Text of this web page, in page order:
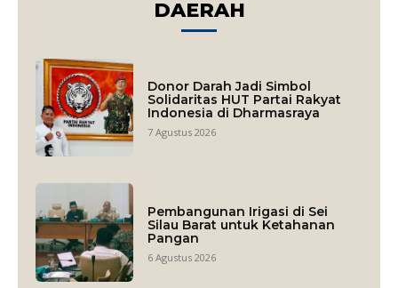
DAERAH
Donor Darah Jadi Simbol
Solidaritas HUT Partai Rakyat
Indonesia di Dharmasraya
7 Agustus 2026
Pembangunan Irigasi di Sei
Silau Barat untuk Ketahanan
Pangan
6 Agustus 2026